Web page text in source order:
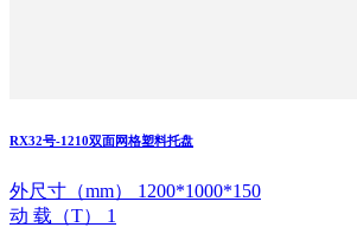
RX32号-1210双面网格塑料托盘
外尺寸（mm） 1200*1000*150
动 载（T） 1